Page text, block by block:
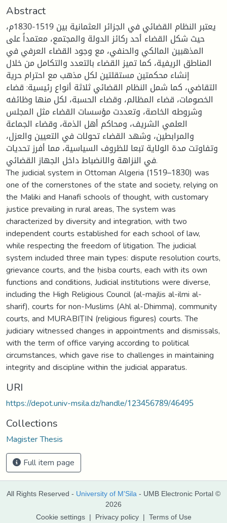
Abstract
يعتبر النظام القضائي في الجزائر العثمانية بين 1519-1830م،
حيث شكل القضاء أحد ركائز الدولة والمجتمع، معتمداً على
المذهبين المالكي والحنفي، مع وجود القضاء العرفي في
المناطق الريفية، كما تميز القضاء بالتعدد والتكامل من خلال
إنشاء محكمتين مستقلتين لكل مذهب مع احترام حرية
التقاضي، كما شمل النظام القضائي ثلاثة أنواع رئيسية: قضاء
الخصومات، قضاء المظالم، وقضاء الحسبة، لكل منها وظائفه
وشروطه الخاصة، وتعددت مؤسسات القضاء مثل المجلس
العلمي الشريف، ومحاكم أهل الذمة، وقضاء الجماعة
والمرابطين، وشهد القضاء تحولات في التعيين والعزل،
وتفاوتت مدة الولاية تبعا للظروف السياسية، مما أفرز تحديات
في النزاهة والانضباط داخل الجهاز القضائي.
The judicial system in Ottoman Algeria (1519–1830) was
one of the cornerstones of the state and society, relying on
the Maliki and Hanafi schools of thought, with customary
justice prevailing in rural areas, The system was
characterized by diversity and integration, with two
independent courts established for each school of law,
while respecting the freedom of litigation. The judicial
system included three main types: dispute resolution courts,
grievance courts, and the ḥisba courts, each with its own
functions and conditions, Judicial institutions were diverse,
including the High Religious Council (al-majlis al-ilmi al-
sharif), courts for non-Muslims (Ahl al-Dhimma), community
courts, and MURABIṬIN (religious figures) courts. The
judiciary witnessed changes in appointments and dismissals,
with the term of office varying according to political
circumstances, which gave rise to challenges in maintaining
integrity and discipline within the judicial apparatus.
URI
https://depot.univ-msila.dz/handle/123456789/46495
Collections
Magister Thesis
Full item page
All Rights Reserved - University of M'Sila - UMB Electronic Portal ©
2026
Cookie settings | Privacy policy | Terms of Use